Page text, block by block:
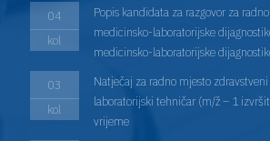
04
kol
Popis kandidata za razgovor za
medicinsko-laboratorijske
medicinsko-laboratorijske
03
kol
Natječaj za radno mjesto
laboratorijski tehničar (m/ž – 1
vrijeme